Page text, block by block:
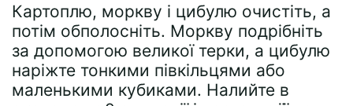
Картоплю, моркву і цибулю очистіть, а
потім обполосніть. Моркву подрібніть
за допомогою великої терки, а цибулю
наріжте тонкими півкільцями або
маленькими кубиками. Налийте в